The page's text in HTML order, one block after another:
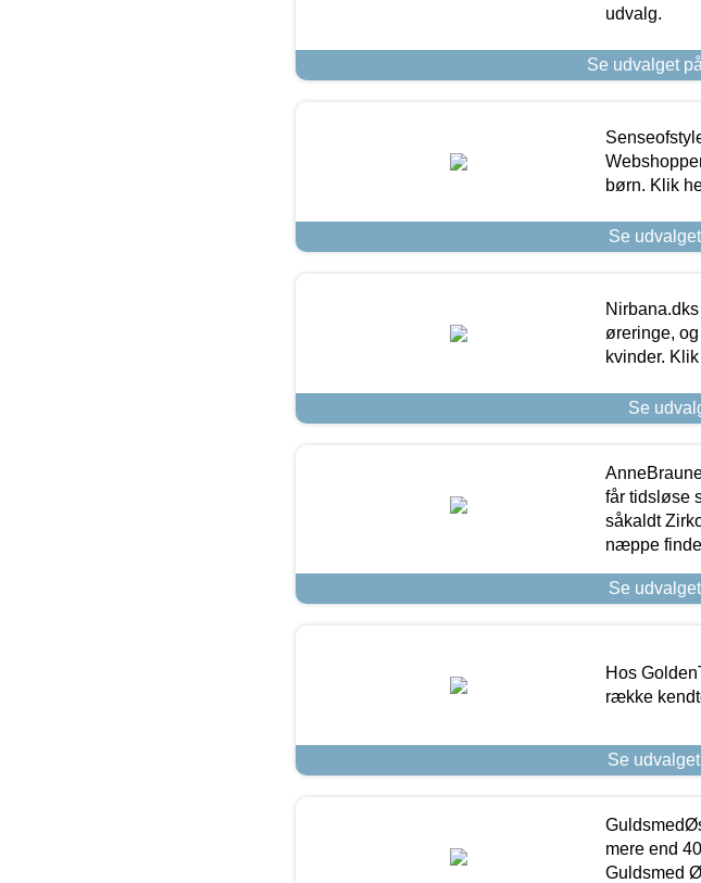
udvalg.
Se udvalget
børn. Klik
Se
øreringe,
kvinder.
Se
får tidsløse
såkaldt
næppe
Se
Hos
række
Se
mere end
Guldsmed